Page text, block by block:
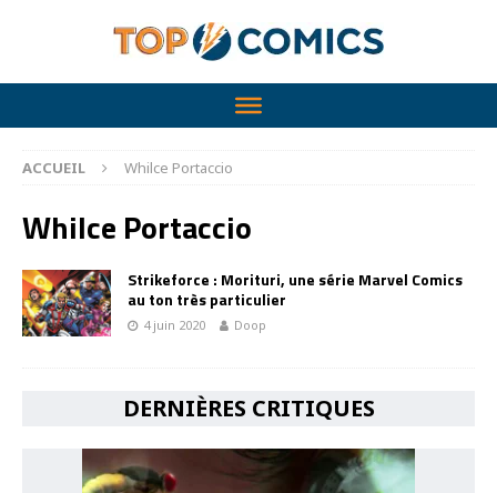
ACCUEIL Whilce Portaccio
Whilce Portaccio
Strikeforce : Morituri, une série Marvel Comics
au ton très particulier
4 juin 2020 Doop
DERNIÈRES CRITIQUES